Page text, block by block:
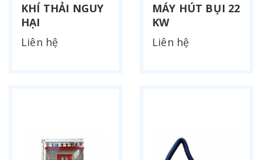
KHÍ THẢI NGUY
HẠI
Liên hệ
MÁY HÚT BỤI 22
KW
Liên hệ